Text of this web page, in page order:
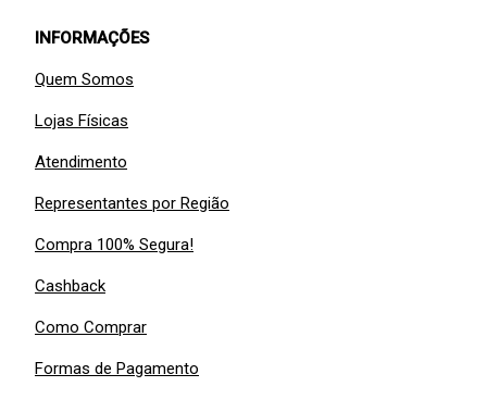
INFORMAÇÕES
Quem Somos
Lojas Físicas
Atendimento
Representantes por Região
Compra 100% Segura!
Cashback
Como Comprar
Formas de Pagamento